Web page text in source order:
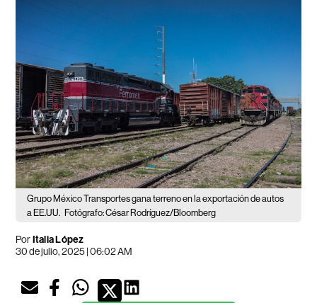
Grupo México Transportes gana terreno en la exportación de autos
a EE.UU. Fotógrafo: César Rodríguez/Bloomberg
PorItalia López
30 de julio, 2025 | 06:02 AM